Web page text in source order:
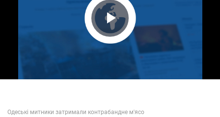
Play Video